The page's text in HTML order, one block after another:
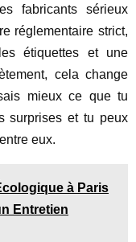
fabricants sérieux
réglementaire strict,
étiquettes et une
cela change
mieux ce que tu
surprises et tu peux
eux.
à Paris
Entretien